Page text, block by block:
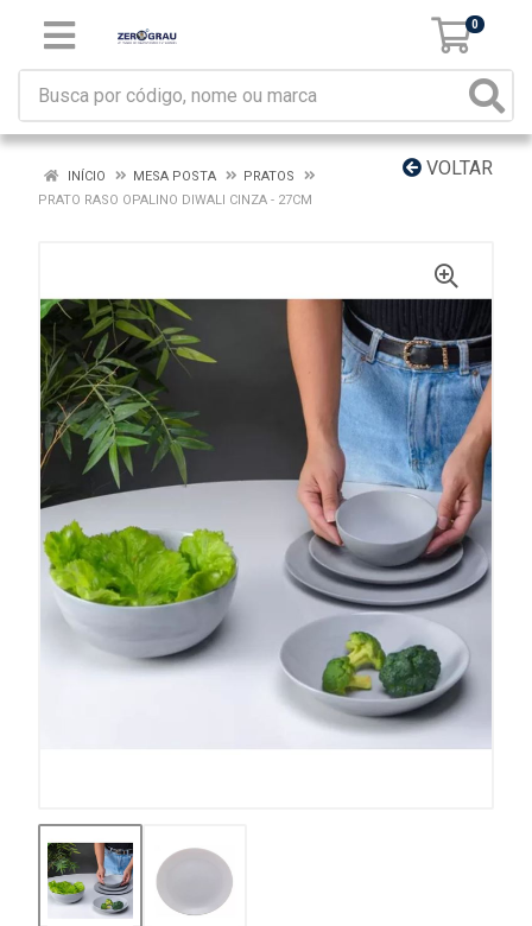
0
VOLTAR
INÍCIO MESA POSTA
PRATOS
PRATO RASO OPALINO DIWALI CINZA - 27CM